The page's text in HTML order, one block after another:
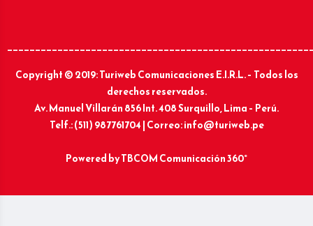
Copyright © 2019: Turiweb Comunicaciones E.I.R.L. – Todos los
derechos reservados.
Av. Manuel Villarán 856 Int. 408 Surquillo, Lima – Perú.
Telf.: (511) 987761704 | Correo: info@turiweb.pe
Powered byTBCOM Comunicación 360°